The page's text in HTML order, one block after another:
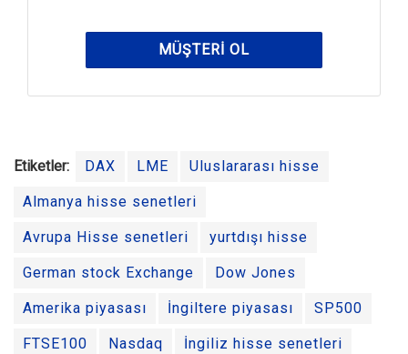
MÜŞTERI OL
Etiketler: DAX LME Uluslararası hisse
Almanya hisse senetleri
Avrupa Hisse senetleri yurtdışı hisse
German stock Exchange Dow Jones
Amerika piyasası İngiltere piyasası SP500
FTSE100 Nasdaq İngiliz hisse senetleri